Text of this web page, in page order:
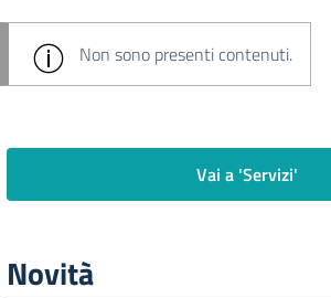
Non sono presenti contenuti.
Vai a 'Servizi'
Novità